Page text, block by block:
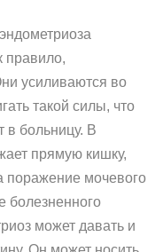
правило,
усиливаются во
такой силы, что
в больницу. В
прямую кишку,
поражение мочевого
болезненного
может давать и